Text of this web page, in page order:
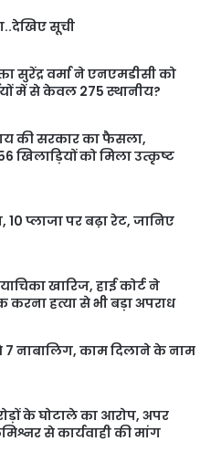
सूची
सुरेंद्र वर्मा ने एनएमडीसी को
में से केवल 275 स्थानीय?
की सरकार का फैसला,
खिलाड़ियों को मिला उत्कृष्ट
प्लाजा पर बढ़ा रेट, जानिए
खारिज, हाई कोर्ट ने
करना हत्या से भी बड़ा अपराध
7 नाबालिग, काम दिलाने के नाम
के घोटाले का आरोप, अपर
से कार्यवाही की मांग